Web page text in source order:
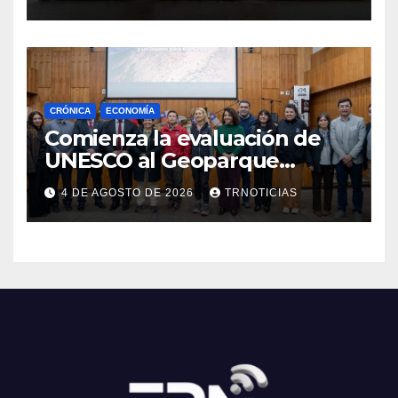
CRÓNICA ECONOMÍA
Comienza la evaluación de
UNESCO al Geoparque
Aspirante Pillanmapu en el
Maule
4 DE AGOSTO DE 2026 TRNOTICIAS